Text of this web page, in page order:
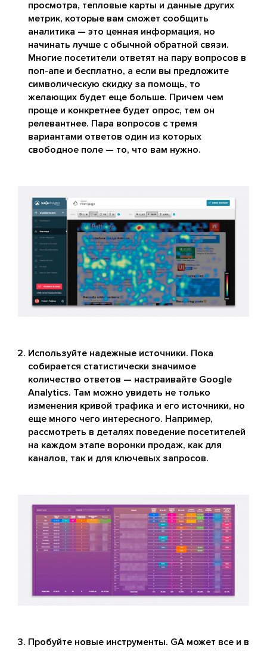
просмотра, тепловые карты и данные других
метрик, которые вам сможет сообщить
аналитика — это ценная информация, но
начинать лучше с обычной обратной связи.
Многие посетители ответят на пару вопросов в
поп-апе и бесплатно, а если вы предложите
символическую скидку за помощь, то
желающих будет еще больше. Причем чем
проще и конкретнее будет опрос, тем он
релевантнее. Пара вопросов с тремя
вариантами ответов один из которых
свободное поле — то, что вам нужно.
Используйте надежные источники. Пока
собирается статистически значимое
количество ответов — настраивайте Google
Analytics. Там можно увидеть не только
изменения кривой трафика и его источники, но
еще много чего интересного. Например,
рассмотреть в деталях поведение посетителей
на каждом этапе воронки продаж, как для
каналов, так и для ключевых запросов.
Пробуйте новые инструменты. GA может все и в